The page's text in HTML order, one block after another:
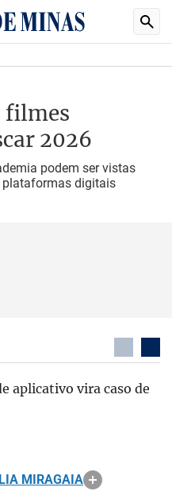
filmes
2026
podem ser vistas
digitais
aplicativo vira caso de
MIRAGAIA